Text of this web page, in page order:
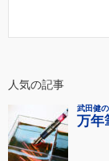
人気の記事